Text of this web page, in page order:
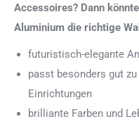
Accessoires? Dann
Aluminium die richtige
futuristisch-elegante
passt besonders gut
Einrichtungen
brilliante Farben und